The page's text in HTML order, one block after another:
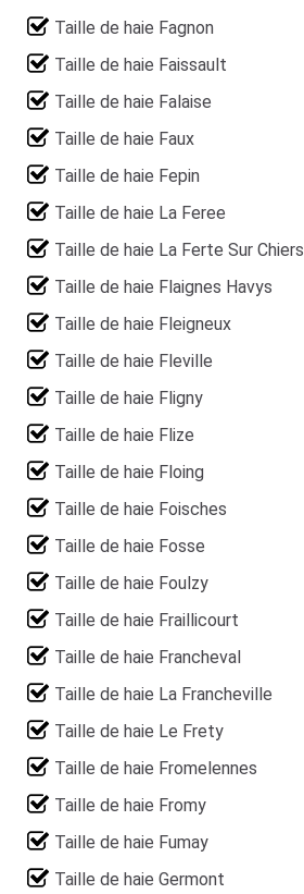
Taille de haie Fagnon
Taille de haie Faissault
Taille de haie Falaise
Taille de haie Faux
Taille de haie Fepin
Taille de haie La Feree
Taille de haie La Ferte Sur Chiers
Taille de haie Flaignes Havys
Taille de haie Fleigneux
Taille de haie Fleville
Taille de haie Fligny
Taille de haie Flize
Taille de haie Floing
Taille de haie Foisches
Taille de haie Fosse
Taille de haie Foulzy
Taille de haie Fraillicourt
Taille de haie Francheval
Taille de haie La Francheville
Taille de haie Le Frety
Taille de haie Fromelennes
Taille de haie Fromy
Taille de haie Fumay
Taille de haie Germont